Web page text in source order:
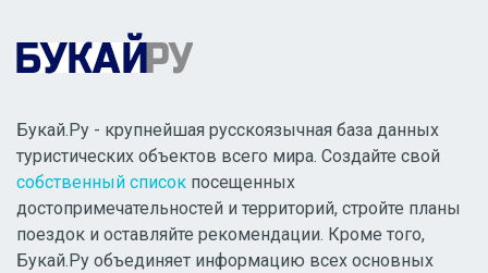
Букай.Ру - крупнейшая русскоязычная база данных
туристических объектов всего мира. Создайте свой
собственный список посещенных
достопримечательностей и территорий, стройте планы
поездок и оставляйте рекомендации. Кроме того,
Букай.Ру объединяет информацию всех основных